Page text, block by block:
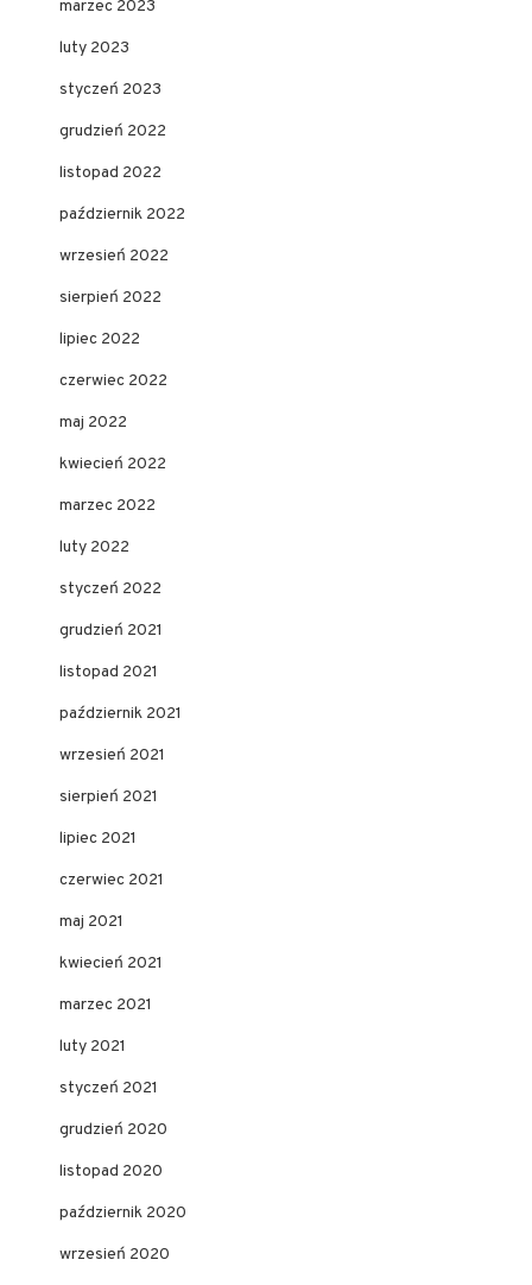
marzec 2023
luty 2023
styczeń 2023
grudzień 2022
listopad 2022
październik 2022
wrzesień 2022
sierpień 2022
lipiec 2022
czerwiec 2022
maj 2022
kwiecień 2022
marzec 2022
luty 2022
styczeń 2022
grudzień 2021
listopad 2021
październik 2021
wrzesień 2021
sierpień 2021
lipiec 2021
czerwiec 2021
maj 2021
kwiecień 2021
marzec 2021
luty 2021
styczeń 2021
grudzień 2020
listopad 2020
październik 2020
wrzesień 2020